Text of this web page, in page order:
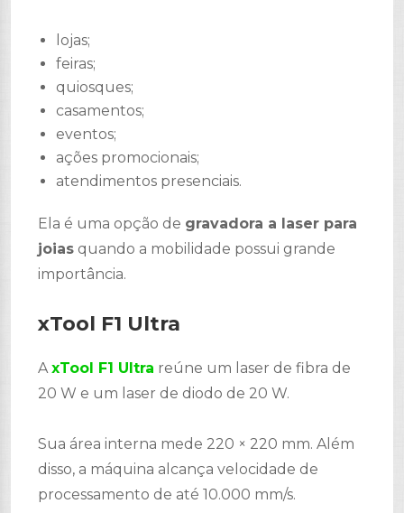
lojas;
feiras;
quiosques;
casamentos;
eventos;
ações promocionais;
atendimentos presenciais.
Ela é uma opção de gravadora a laser para
joias quando a mobilidade possui grande
importância.
xTool F1 Ultra
AxTool F1 Ultra reúne um laser de fibra de
20 W e um laser de diodo de 20 W.
Sua área interna mede 220 × 220 mm. Além
disso, a máquina alcança velocidade de
processamento de até 10.000 mm/s.